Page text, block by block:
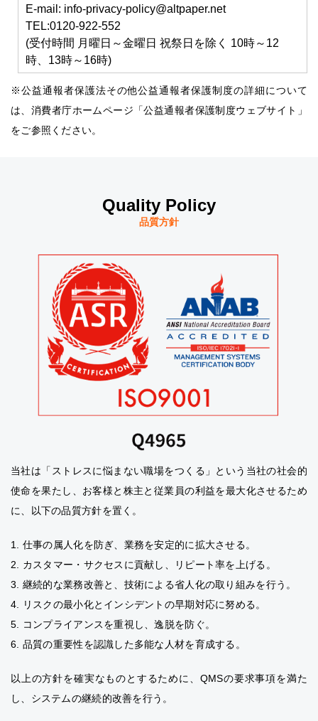
E-mail: info-privacy-policy@altpaper.net
TEL:0120-922-552
(受付時間 月曜日～金曜日 祝祭日を除く 10時～12
時、13時～16時)
※公益通報者保護法その他公益通報者保護制度の詳細について
は、消費者庁ホームページ「公益通報者保護制度ウェブサイト」
をご参照ください。
Quality Policy
品質方針
当社は「ストレスに悩まない職場をつくる」という当社の社会的
使命を果たし、お客様と株主と従業員の利益を最大化させるため
に、以下の品質方針を置く。
1. 仕事の属人化を防ぎ、業務を安定的に拡大させる。
2. カスタマー・サクセスに貢献し、リピート率を上げる。
3. 継続的な業務改善と、技術による省人化の取り組みを行う。
4. リスクの最小化とインシデントの早期対応に努める。
5. コンプライアンスを重視し、逸脱を防ぐ。
6. 品質の重要性を認識した多能な人材を育成する。
以上の方針を確実なものとするために、QMSの要求事項を満た
し、システムの継続的改善を行う。